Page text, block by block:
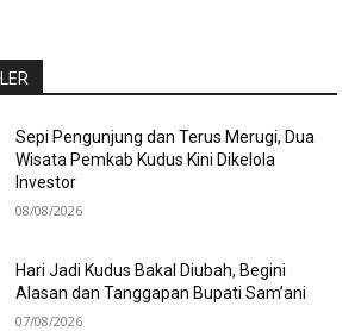
Sepi Pengunjung dan Terus Merugi, Dua
Wisata Pemkab Kudus Kini Dikelola
Investor
08/08/2026
Hari Jadi Kudus Bakal Diubah, Begini
Alasan dan Tanggapan Bupati Sam’ani
07/08/2026